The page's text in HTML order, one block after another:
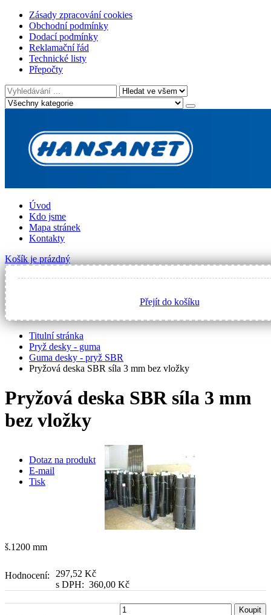
Zásady zpracování cookies
Obchodní podmínky
Dodací podmínky
Reklamační řád
Technické listy
Přepočty
Úvod
Kdo jsme
Mapa stránek
Kontakty
Košík je prázdný
Přejít do košíku
Titulní stránka
Pryž desky - guma
Guma desky - pryž SBR
Pryžová deska SBR síla 3 mm bez vložky
Pryžová deska SBR síla 3 mm
bez vložky
Dotaz na produkt
E-mail
Tisk
š.1200 mm
Hodnocení:
297,52 Kč
s DPH: 360,00 Kč
Koupit